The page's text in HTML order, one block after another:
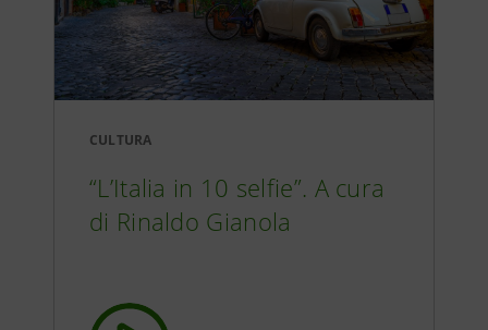
CULTURA
“L’Italia in 10 selfie”. A cura
di Rinaldo Gianola